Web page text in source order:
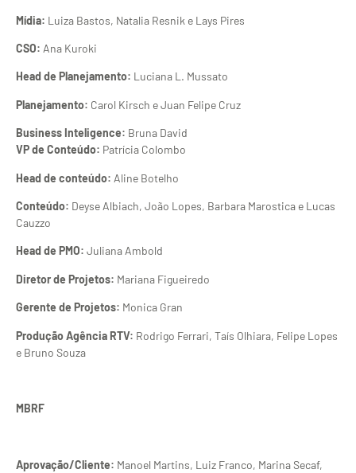
Mídia: Luiza Bastos, Natalia Resnik e Lays Pires
CSO: Ana Kuroki
Head de Planejamento: Luciana L. Mussato
Planejamento: Carol Kirsch e Juan Felipe Cruz
Business Inteligence: Bruna David
VP de Conteúdo: Patrícia Colombo
Head de conteúdo: Aline Botelho
Conteúdo: Deyse Albiach, João Lopes, Barbara Marostica e Lucas
Cauzzo
Head de PMO: Juliana Ambold
Diretor de Projetos: Mariana Figueiredo
Gerente de Projetos: Monica Gran
Produção Agência RTV: Rodrigo Ferrari, Taís Olhiara, Felipe Lopes
e Bruno Souza
MBRF
Aprovação/Cliente: Manoel Martins, Luiz Franco, Marina Secaf,